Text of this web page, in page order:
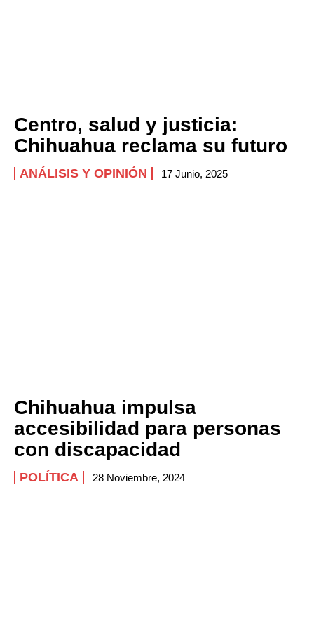
Centro, salud y justicia:
Chihuahua reclama su futuro
ANÁLISIS Y OPINIÓN 17 Junio, 2025
Chihuahua impulsa
accesibilidad para personas
con discapacidad
POLÍTICA 28 Noviembre, 2024